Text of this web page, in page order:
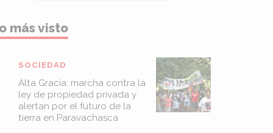
más visto
Alta Gracia: marcha contra la
ley de propiedad privada y
alertan por el futuro de la
tierra en Paravachasca
SOCIEDAD